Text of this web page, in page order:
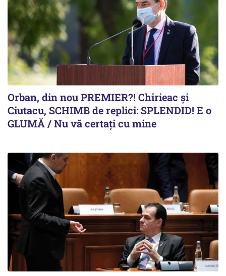
Orban, din nou PREMIER?! Chirieac și
Ciutacu, SCHIMB de replici: SPLENDID! E o
GLUMĂ / Nu vă certați cu mine